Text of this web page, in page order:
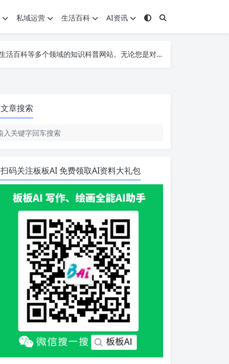
私域运营 生活百科
AI资讯
、营销运营、还是IT科技感兴趣，我们都为您提供最新、最有趣的资讯。
、营销运营、还是IT科技感兴趣，我们都为您提供最新、最有趣的资讯。
文章搜索
码关注板板AI 免费领取AI资料大礼包